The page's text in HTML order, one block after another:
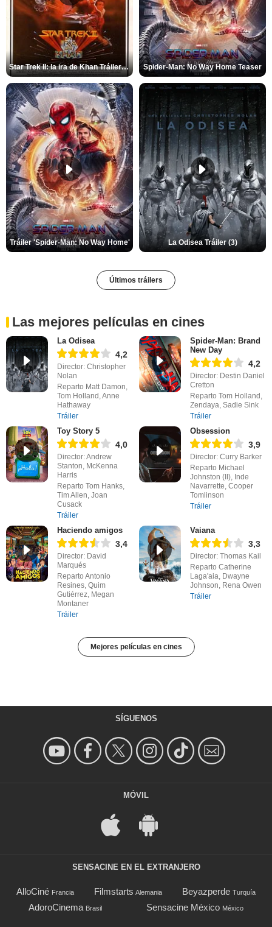
Star Trek II: la ira de Khan Tráiler VO Spider-Man: No Way Home Teaser
Tráiler 'Spider-Man: No Way Home' La Odisea Tráiler (3)
Últimos tráilers
Las mejores películas en cines
La Odisea
4,2
Director: Christopher
Nolan
Reparto Matt Damon,
Tom Holland, Anne
Hathaway
Tráiler
Spider-Man: Brand
New Day
4,2
Director: Destin Daniel
Cretton
Reparto Tom Holland,
Zendaya, Sadie Sink
Tráiler
Toy Story 5
4,0
Director: Andrew
Stanton, McKenna
Harris
Reparto Tom Hanks,
Tim Allen, Joan
Cusack
Tráiler
Obsession
3,9
Director: Curry Barker
Reparto Michael
Johnston (II), Inde
Navarrette, Cooper
Tomlinson
Tráiler
Haciendo amigos
3,4
Director: David
Marqués
Reparto Antonio
Resines, Quim
Gutiérrez, Megan
Montaner
Tráiler
Vaiana
3,3
Director: Thomas Kail
Reparto Catherine
Laga'aia, Dwayne
Johnson, Rena Owen
Tráiler
Mejores películas en cines
SÍGUENOS
MÓVIL
SENSACINE EN EL EXTRANJERO
AlloCiné Francia Filmstarts Alemania Beyazperde Turquía
AdoroCinema Brasil Sensacine México México